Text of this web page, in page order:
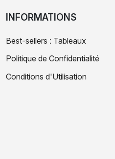
INFORMATIONS
Best-sellers : Tableaux
Politique de Confidentialité
Conditions d'Utilisation